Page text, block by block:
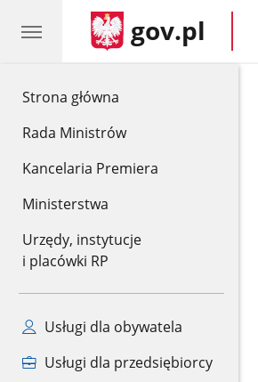
Strona główna
Rada Ministrów
Kancelaria Premiera
Ministerstwa
Urzędy, instytucje
i placówki RP
Usługi dla obywatela
Usługi dla przedsiębiorcy
gov.pl